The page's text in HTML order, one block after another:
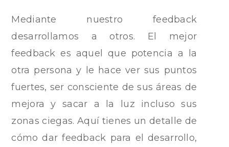
Mediante nuestro feedback
desarrollamos a otros. El mejor
feedback es aquel que potencia a la
otra persona y le hace ver sus puntos
fuertes, ser consciente de sus áreas de
mejora y sacar a la luz incluso sus
zonas ciegas. Aquí tienes un detalle de
cómo dar feedback para el desarrollo,